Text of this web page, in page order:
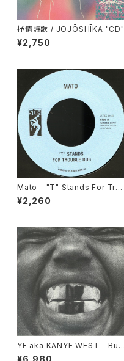
抒情詩歌 / JOJŌSHĪKA "CD"
¥2,750
Mato - "T" Stands For Trou
ble Dub/ Enter The Dragon
Dub Version "7"
¥2,260
YE aka KANYE WEST - Bull
y "LP"
¥6,980